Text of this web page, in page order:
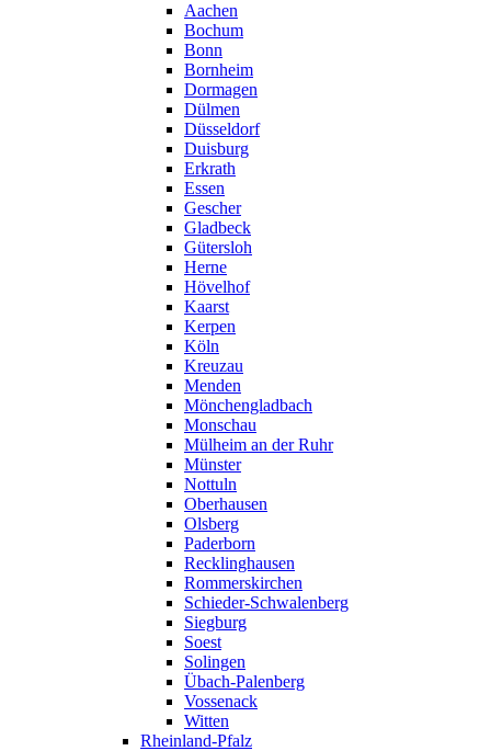
Aachen
Bochum
Bonn
Bornheim
Dormagen
Dülmen
Düsseldorf
Duisburg
Erkrath
Essen
Gescher
Gladbeck
Gütersloh
Herne
Hövelhof
Kaarst
Kerpen
Köln
Kreuzau
Menden
Mönchengladbach
Monschau
Mülheim an der Ruhr
Münster
Nottuln
Oberhausen
Olsberg
Paderborn
Recklinghausen
Rommerskirchen
Schieder-Schwalenberg
Siegburg
Soest
Solingen
Übach-Palenberg
Vossenack
Witten
Rheinland-Pfalz